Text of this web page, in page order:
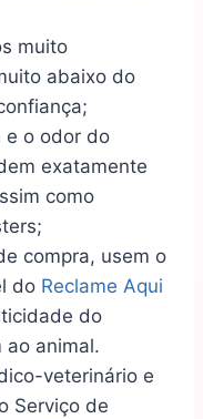
muito
abaixo do
e o odor do
exatamente
como
compra, usem o
do Reclame Aqui
do
ao animal.
veterinário e
Serviço de